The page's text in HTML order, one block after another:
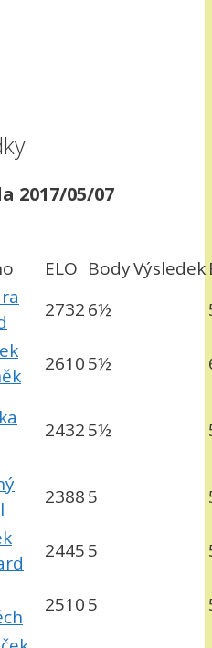
2017/05/07
ELO BodyVýsledek
27326½
26105½
24325½
23885
24455
25105